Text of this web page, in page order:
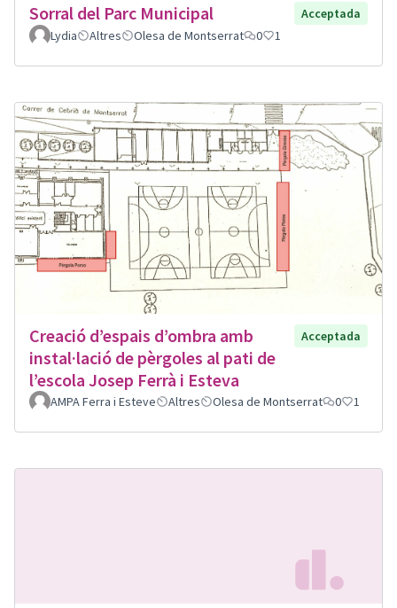
Sorral del Parc Municipal
Acceptada
Lydia
Altres Olesa de Montserrat 0 1
Creació d’espais d’ombra amb
instal·lació de pèrgoles al pati de
l’escola Josep Ferrà i Esteva
Acceptada
AMPA Ferra i Esteve Altres Olesa de Montserrat 0 1